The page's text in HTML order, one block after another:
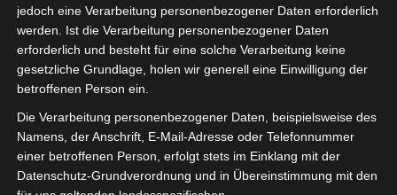
Nikolausschießen
DEZ. 22, 2022
jedoch eine Verarbeitung personenbezogener Daten erforderlich
werden. Ist die Verarbeitung personenbezogener Daten
erforderlich und besteht für eine solche Verarbeitung keine
gesetzliche Grundlage, holen wir generell eine Einwilligung der
betroffenen Person ein.
Die Verarbeitung personenbezogener Daten, beispielsweise des
Namens, der Anschrift, E-Mail-Adresse oder Telefonnummer
einer betroffenen Person, erfolgt stets im Einklang mit der
Datenschutz-Grundverordnung und in Übereinstimmung mit den